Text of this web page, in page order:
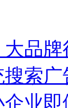
品
索
业